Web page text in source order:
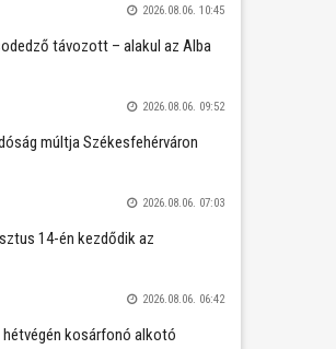
2026.08.06. 10:45
távozott – alakul az Alba
2026.08.06. 09:52
múltja Székesfehérváron
2026.08.06. 07:03
14-én kezdődik az
2026.08.06. 06:42
kosárfonó alkotó